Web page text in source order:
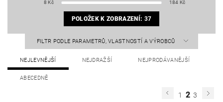
8 Kč 184 Kč
POLOŽEK K ZOBRAZENÍ: 37
FILTR PODLE PARAMETRŮ, VLASTNOSTÍ A VÝROBCŮ
NEJLEVNĚJŠÍ NEJDRAŽŠÍ NEJPRODÁVANĚJŠÍ
ABECEDNĚ
1 2 3